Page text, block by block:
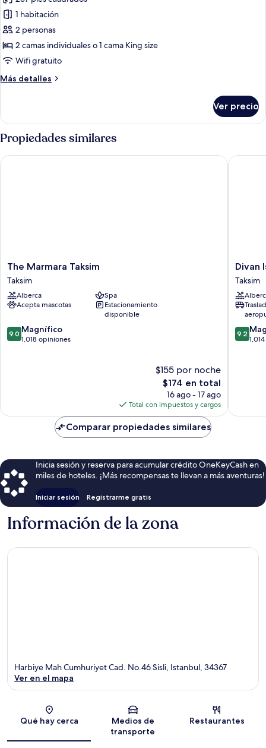
las
fotos
de
Habitación
superior,
fumadores,
1 habitación
2 personas
2 camas individuales o 1 cama King size
Wifi gratuito
Más detalles
Más
superior,
para
fumadores,
balcón
Ver precio
Propiedades similares
The
Marmara
Taksim
Taksim
The Marmara Taksim
Taksim
Alberca
Spa
Acepta mascotas
Estacionamiento
disponible
9.0
de
9.0 Magnífico
1,018 opiniones
$155 por noche
El
precio
actual
es
de
$174
$174 en total
16 ago - 17 ago
Total con impuestos y cargos
The Marmara Taksim
Divan
Istanbul
Taksim
Divan
Taksim
9.2
de
9.2
Divan
Comparar propiedades similares
Inicia sesión y reserva para acumular crédito OneKeyCash en
miles de hoteles. ¡Más recompensas te llevan a más aventuras!
Iniciar sesión Registrarme gratis
Información de la zona
Sección del mapa
Harbiye Mah Cumhuriyet Cad. No.46 Sisli, Istanbul, 34367
Ver en el mapa
Qué hay cerca
Medios de
transporte
Restaurantes